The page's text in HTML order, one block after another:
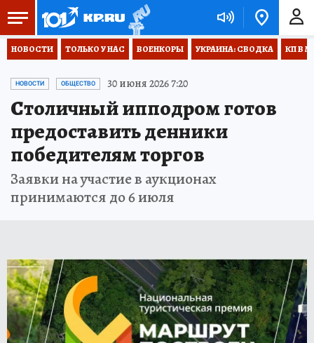
НОВОСТИ ТОЛЬКО У НАС ВОЕНКОРЫ УКРАИНА: СВОДКА КП В
НОВОСТИ ОБЩЕСТВО 30 июня 2026 7:20
Столичный ипподром готов
предоставить денники
победителям торгов
Заявки на участие в аукционах
принимаются до 6 июля